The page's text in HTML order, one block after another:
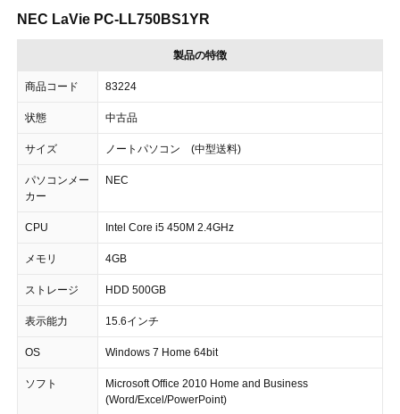
NEC LaVie PC-LL750BS1YR
製品の特徴
商品コード 83224
状態 中古品
サイズ ノートパソコン (中型送料)
パソコンメー
カー
NEC
CPU Intel Core i5 450M 2.4GHz
メモリ 4GB
ストレージ HDD 500GB
表示能力 15.6インチ
OS Windows 7 Home 64bit
ソフト
Microsoft Office 2010 Home and Business
(Word/Excel/PowerPoint)